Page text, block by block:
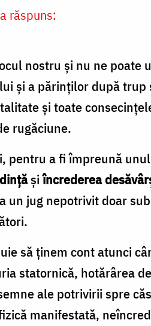
a răspuns:
nostru și nu ne
și a părinților după
și toate
rugăciune.
pentru a fi împreună
șiîncrederea
un jug nepotrivit doar
să ținem cont atunci
statornică, hotărârea
ale potrivirii spre
manifestată,